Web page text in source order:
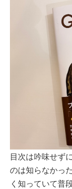
目次は吟味せず
のは知らなかっ
く知っていて普